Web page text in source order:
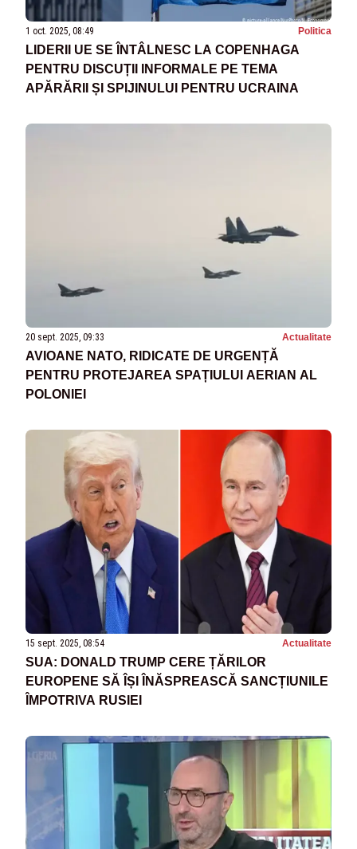
1 oct. 2025, 08:49 Politica
LIDERII UE SE ÎNTÂLNESC LA COPENHAGA
PENTRU DISCUȚII INFORMALE PE TEMA
APĂRĂRII ȘI SPIJINULUI PENTRU UCRAINA
20 sept. 2025, 09:33 Actualitate
AVIOANE NATO, RIDICATE DE URGENȚĂ
PENTRU PROTEJAREA SPAȚIULUI AERIAN AL
POLONIEI
15 sept. 2025, 08:54 Actualitate
SUA: DONALD TRUMP CERE ȚĂRILOR
EUROPENE SĂ ÎȘI ÎNĂSPREASCĂ SANCȚIUNILE
ÎMPOTRIVA RUSIEI